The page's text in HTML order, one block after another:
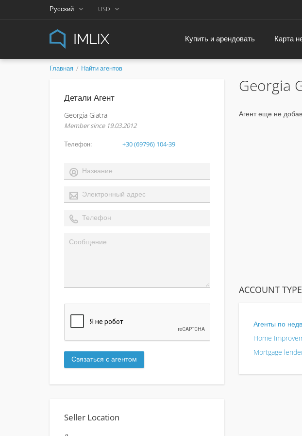
Русский USD
Купить и арендовать Карта
Главная Найти агентов
Детали Агент
Georgia Giatra
Member since 19.03.2012
Телефон +30 (69796) 104-39
Seller Location
Georgia
Агент еще не
ACCOUNT
Агенты по
Home
Mortgage